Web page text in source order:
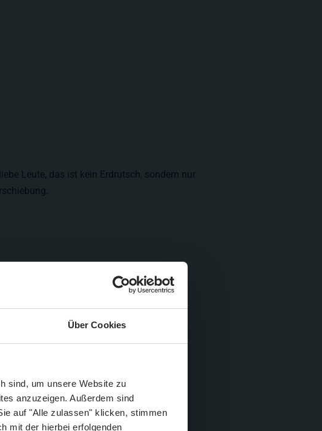
Über Cookies
sind, um unsere Website zu
anzuzeigen. Außerdem sind
auf "Alle zulassen" klicken, stimmen
mit der hierbei erfolgenden
Leute, das ist kein Erdrutsch, sondern nur
Schließen
Züge im August
🛥️
🚂